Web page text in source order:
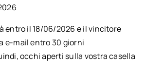
entro il 18/06/2026 e il vincitore
e-mail entro 30 giorni
occhi aperti sulla vostra casella